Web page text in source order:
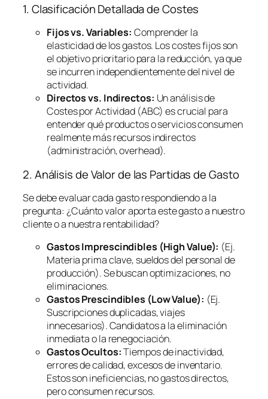
1. Clasificación Detallada de Costes
Fijos vs. Variables: Comprender la
elasticidad de los gastos. Los costes fijos son
el objetivo prioritario para la reducción, ya que
se incurren independientemente del nivel de
actividad.
Directos vs. Indirectos: Un análisis de
Costes por Actividad (ABC) es crucial para
entender qué productos o servicios consumen
realmente más recursos indirectos
(administración,overhead).
2. Análisis de Valor de las Partidas de Gasto
Se debe evaluar cada gasto respondiendo a la
pregunta: ¿Cuánto valor aporta este gasto a nuestro
cliente o a nuestra rentabilidad?
Gastos Imprescindibles (High Value): (Ej.
Materia prima clave, sueldos del personal de
producción). Se buscan optimizaciones, no
eliminaciones.
Gastos Prescindibles (Low Value): (Ej.
Suscripciones duplicadas, viajes
innecesarios). Candidatos a la eliminación
inmediata o la renegociación.
Gastos Ocultos:Tiempos de inactividad,
errores de calidad, excesos de inventario.
Estos son ineficiencias, no gastos directos,
pero consumen recursos.